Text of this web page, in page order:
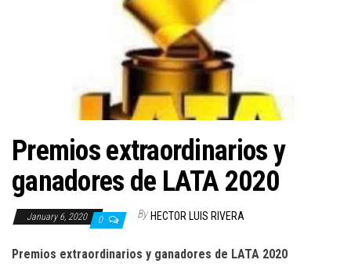
Premios extraordinarios y
ganadores de LATA 2020
January 6, 2020 0 By HECTOR LUIS RIVERA
Premios extraordinarios y ganadores de LATA 2020